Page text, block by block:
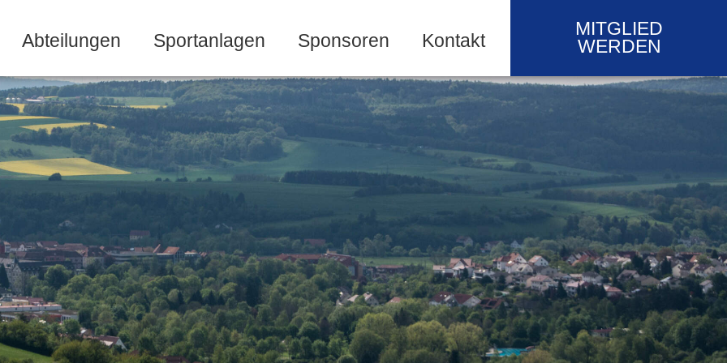
Abteilungen Sportanlagen Sponsoren Kontakt
MITGLIED
WERDEN